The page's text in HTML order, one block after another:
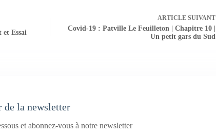
Essai
ARTICLESUIVANT
Covid-19 : Patville Le Feuilleton | Chapitre 10 |
Un petit gars du Sud
de la newsletter
et abonnez-vous à notre newsletter